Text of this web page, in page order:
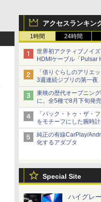
アクセスランキン
1時間 24時間
世界初アクティブノイ
HDMIケーブル「Pulsar
から
「借りぐらしのアリエ
3週連続ジブリの第一夜
東映の歴代オープニン
に。全5種で8月下旬発売
「バック・トゥ・ザ・
をモチーフにした腕時
純正の有線CarPlay/
化するアダプタ
Special Site
ハイグレ